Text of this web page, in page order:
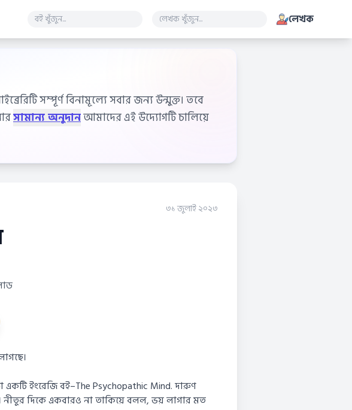
লেখক
সম্পূর্ণ বিনামূল্যে সবার জন্য উন্মুক্ত। তবে
সামান্য অনুদানআমাদের এই উদ্যোগটি চালিয়ে
৩১ জুলাই ২০২৩
ইংরেজি বই–The Psychopathic Mind. দারুণ
নীতুর দিকে একবারও না তাকিয়ে বলল, ভয় লাগার মত